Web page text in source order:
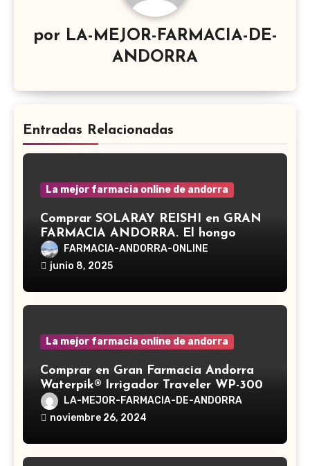
por LA-MEJOR-FARMACIA-DE-
ANDORRA
Entradas Relacionadas
La mejor farmacia online de andorra
Comprar SOLARAY REISHI en GRAN
FARMACIA ANDORRA. El hongo
Reishi, cuyo nombre científico es
Ganoderma lucidum, es un hongo
en la medicina tradicional asiática
FARMACIA-ANDORRA-ONLINE
junio 8, 2025
La mejor farmacia online de andorra
Comprar en Gran Farmacia Andorra
Waterpik® Irrigador Traveler WP-300
LA-MEJOR-FARMACIA-DE-ANDORRA
noviembre 26, 2024